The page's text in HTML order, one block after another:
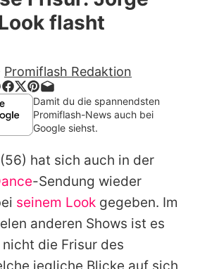
auf Promiflash
runterladen
Team
Richtlinien
Impressum
Utiq verwalten
flasht
Promiflash Redaktion
Damit du die spannendsten
Promiflash-News auch bei
Google siehst.
(56) hat sich auch in der
-Sendung wieder
seinem Look gegeben. Im
anderen Shows ist es
die Frisur des
jegliche Blicke auf sich